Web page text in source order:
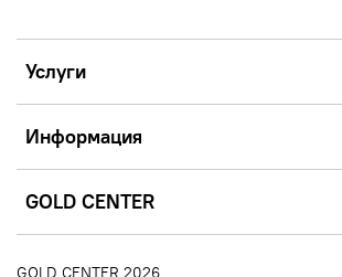
Услуги
Информация
GOLD CENTER
GOLD CENTER 2026